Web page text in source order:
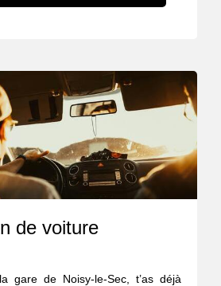
de voiture
gare de Noisy-le-Sec, t’as déjà